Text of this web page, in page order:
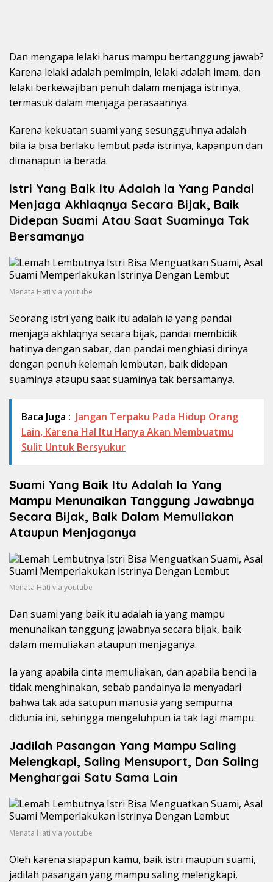
Dan mengapa lelaki harus mampu bertanggung jawab?
Karena lelaki adalah pemimpin, lelaki adalah imam, dan
lelaki berkewajiban penuh dalam menjaga istrinya,
termasuk dalam menjaga perasaannya.
Karena kekuatan suami yang sesungguhnya adalah
bila ia bisa berlaku lembut pada istrinya, kapanpun dan
dimanapun ia berada.
Istri Yang Baik Itu Adalah Ia Yang Pandai
Menjaga Akhlaqnya Secara Bijak, Baik
Didepan Suami Atau Saat Suaminya Tak
Bersamanya
Menata Hati via youtube
Seorang istri yang baik itu adalah ia yang pandai
menjaga akhlaqnya secara bijak, pandai membidik
hatinya dengan sabar, dan pandai menghiasi dirinya
dengan penuh kelemah lembutan, baik didepan
suaminya ataupu saat suaminya tak bersamanya.
Baca Juga : Jangan Terpaku Pada Hidup Orang
Lain, Karena Hal Itu Hanya Akan Membuatmu
Sulit Untuk Bersyukur
Suami Yang Baik Itu Adalah Ia Yang
Mampu Menunaikan Tanggung Jawabnya
Secara Bijak, Baik Dalam Memuliakan
Ataupun Menjaganya
Menata Hati via youtube
Dan suami yang baik itu adalah ia yang mampu
menunaikan tanggung jawabnya secara bijak, baik
dalam memuliakan ataupun menjaganya.
Ia yang apabila cinta memuliakan, dan apabila benci ia
tidak menghinakan, sebab pandainya ia menyadari
bahwa tak ada satupun manusia yang sempurna
didunia ini, sehingga mengeluhpun ia tak lagi mampu.
Jadilah Pasangan Yang Mampu Saling
Melengkapi, Saling Mensuport, Dan Saling
Menghargai Satu Sama Lain
Menata Hati via youtube
Oleh karena siapapun kamu, baik istri maupun suami,
jadilah pasangan yang mampu saling melengkapi,